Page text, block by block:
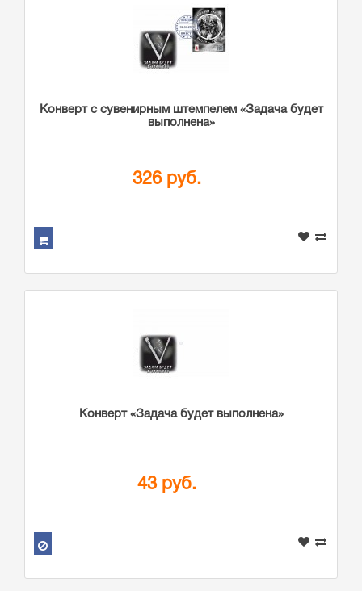
Конверт с сувенирным штемпелем «Задача будет
выполнена»
326 руб.
Конверт «Задача будет выполнена»
43 руб.